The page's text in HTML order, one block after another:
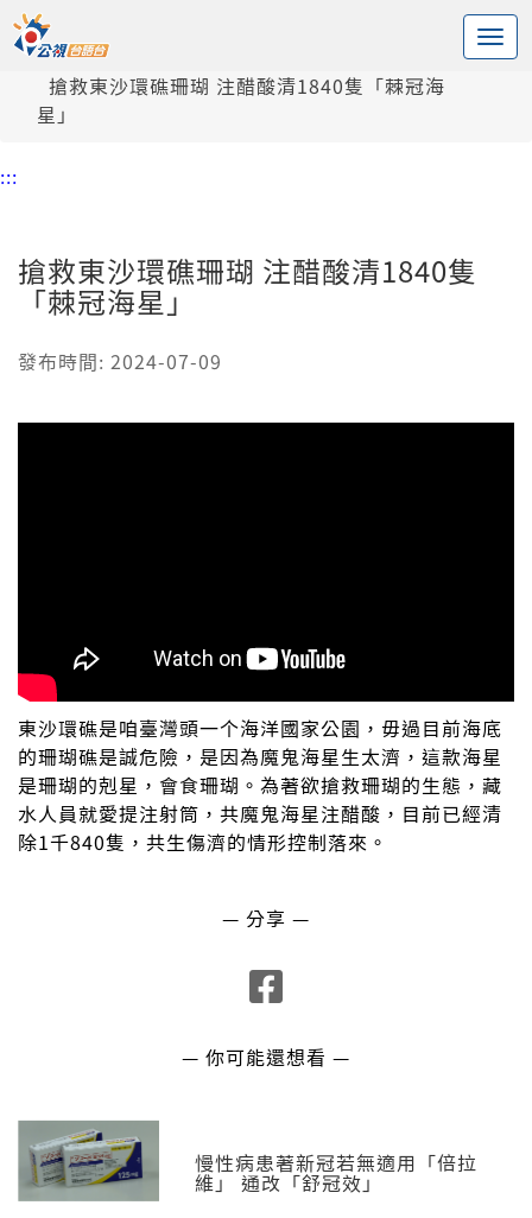
中央內容區塊
頭頁
搶救東沙環礁珊瑚 注醋酸清1840隻「棘冠海
星」
:::
搶救東沙環礁珊瑚 注醋酸清1840隻
「棘冠海星」
發布時間: 2024-07-09
東沙環礁是咱臺灣頭一个海洋國家公園，毋過目前海底
的珊瑚礁是誠危險，是因為魔鬼海星生太濟，這款海星
是珊瑚的剋星，會食珊瑚。為著欲搶救珊瑚的生態，藏
水人員就愛提注射筒，共魔鬼海星注醋酸，目前已經清
除1千840隻，共生傷濟的情形控制落來。
— 分享 —
— 你可能還想看 —
慢性病患著新冠若無適用「倍拉
維」 通改「舒冠效」